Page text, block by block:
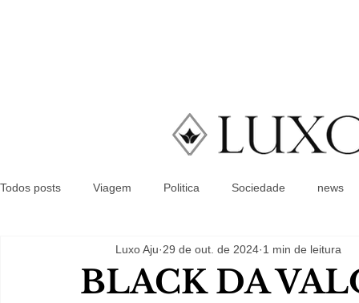
Todos posts Viagem Politica Sociedade news
BLACK DA
Luxo Aju 29 de out. de 2024 1 min de leitura